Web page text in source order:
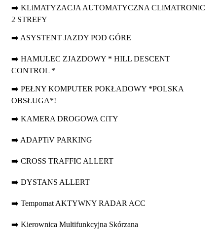
➡️ KLiMATYZACJA AUTOMATYCZNA CLiMATRONiC
2 STREFY
➡️ ASYSTENT JAZDY POD GÓRE
➡️ HAMULEC ZJAZDOWY * HILL DESCENT
CONTROL *
➡️ PEŁNY KOMPUTER POKŁADOWY *POLSKA
OBSŁUGA*!
➡️ KAMERA DROGOWA CiTY
➡️ ADAPTiV PARKING
➡️ CROSS TRAFFIC ALLERT
➡️ DYSTANS ALLERT
➡️ Tempomat AKTYWNY RADAR ACC
➡️ Kierownica Multifunkcyjna Skórzana